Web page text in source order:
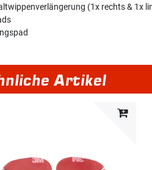
(1x rechts & 1x
Artikel